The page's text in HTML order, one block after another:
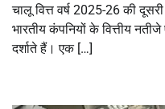
चालू वित्त वर्ष 2025-26 की
भारतीय कंपनियों के वित्तीय
दर्शाते हैं। एक […]